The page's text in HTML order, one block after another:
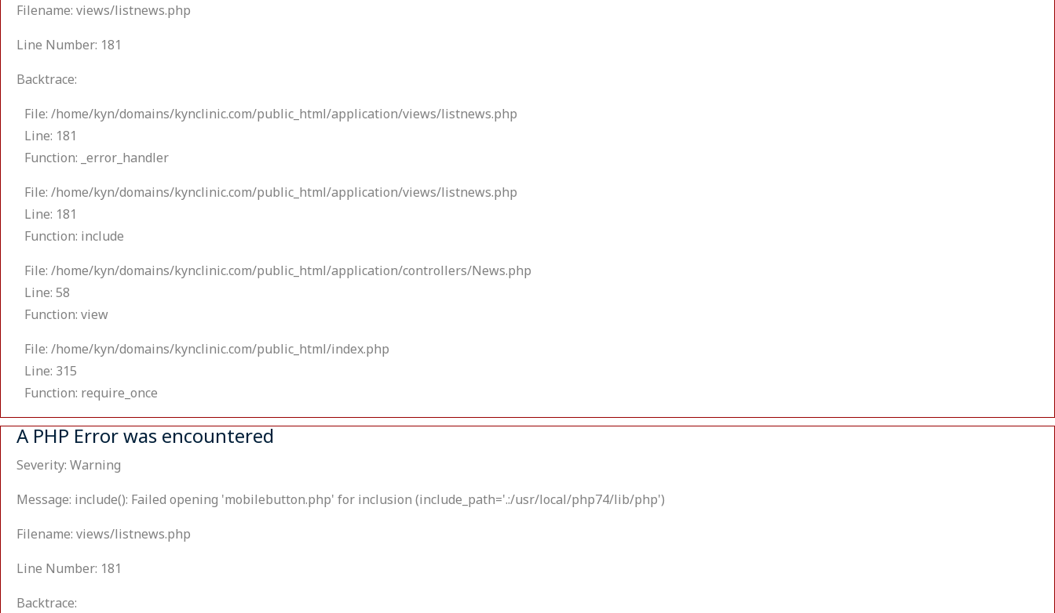
Filename: views/listnews.php
Line Number: 181
Backtrace:
File: /home/kyn/domains/kynclinic.com/public_html/application/views/listnews.php
Line: 181
Function: _error_handler
File: /home/kyn/domains/kynclinic.com/public_html/application/views/listnews.php
Line: 181
Function: include
File: /home/kyn/domains/kynclinic.com/public_html/application/controllers/News.php
Line: 58
Function: view
File: /home/kyn/domains/kynclinic.com/public_html/index.php
Line: 315
Function: require_once
A PHP Error was encountered
Severity: Warning
Message: include(): Failed opening 'mobilebutton.php' for inclusion (include_path='.:/usr/local/php74/lib/php')
Filename: views/listnews.php
Line Number: 181
Backtrace: